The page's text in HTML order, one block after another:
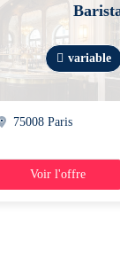
variable
75008 Paris
42h/semaine
Voir l'offre